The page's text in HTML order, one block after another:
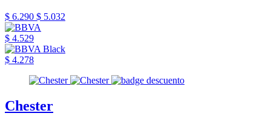
$ 6.290 $ 5.032
$ 4.529
$ 4.278
Chester